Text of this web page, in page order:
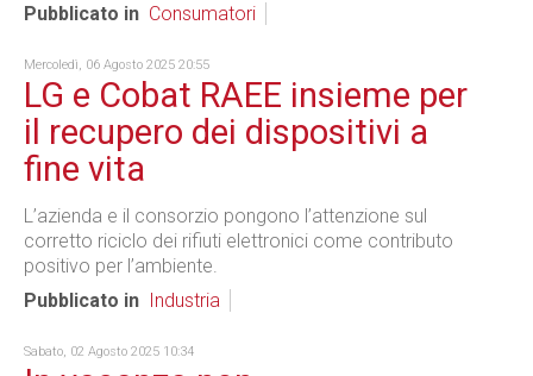
Pubblicato in Consumatori
Mercoledì, 06 Agosto 2025 20:55
LG e Cobat RAEE insieme per
il recupero dei dispositivi a
fine vita
L’azienda e il consorzio pongono l’attenzione sul
corretto riciclo dei rifiuti elettronici come contributo
positivo per l’ambiente.
Pubblicato in
Industria
Sabato, 02 Agosto 2025 10:34